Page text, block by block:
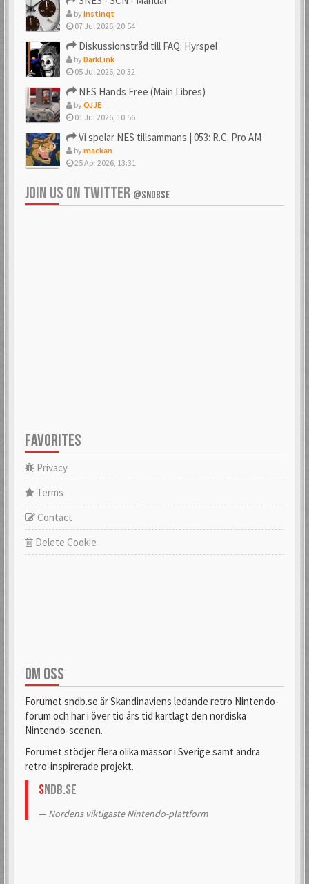
byinstinqt
07 Jul 2026, 20:54
Diskussionstråd till FAQ: Hyrspel
byDarkLink
05 Jul 2026, 20:32
NES Hands Free (Main Libres)
byOJJE
01 Jul 2026, 10:56
Vi spelar NES tillsammans | 053: R.C. Pro AM
bymackan
25 Apr 2026, 13:31
JOIN US ON TWITTER @SNDBSE
FAVORITES
Privacy
Terms
Contact
Delete Cookie
OM OSS
Forumet sndb.se är Skandinaviens ledande retro Nintendo-
forum och har i över tio års tid kartlagt den nordiska
Nintendo-scenen.
Forumet stödjer flera olika mässor i Sverige samt andra
retro-inspirerade projekt.
SNDB.se
Nordens viktigaste Nintendo-plattform